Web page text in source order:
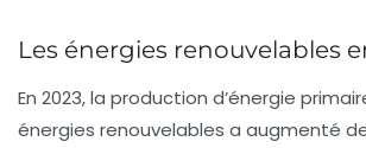
Les énergies renouvelables
En 2023, la production d’énergie
énergies renouvelables a augmenté de